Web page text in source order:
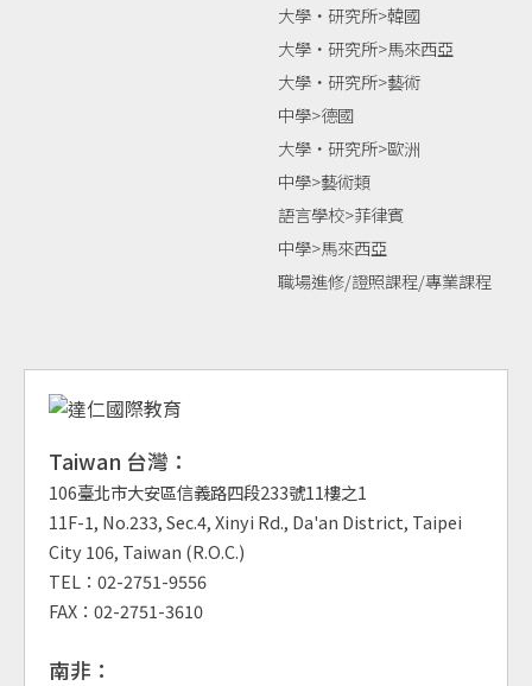
大學‧研究所>韓國
大學‧研究所>馬來西亞
大學‧研究所>藝術
中學>德國
大學‧研究所>歐洲
中學>藝術類
語言學校>菲律賓
中學>馬來西亞
職場進修/證照課程/專業課程
Taiwan 台灣：
106臺北市大安區信義路四段233號11樓之1
11F-1, No.233, Sec.4, Xinyi Rd., Da'an District, Taipei
City 106, Taiwan (R.O.C.)
TEL：02-2751-9556
FAX：02-2751-3610
南非：